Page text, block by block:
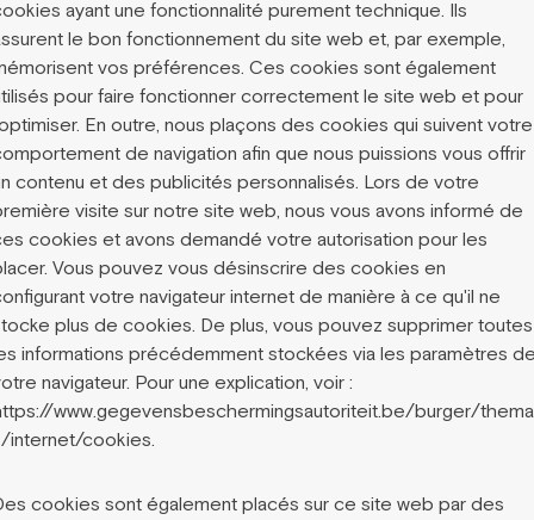
ayant une fonctionnalité purement technique. Ils
le bon fonctionnement du site web et, par exemple,
vos préférences. Ces cookies sont également
pour faire fonctionner correctement le site web et pour
En outre, nous plaçons des cookies qui suivent votre
de navigation afin que nous puissions vous offrir
contenu et des publicités personnalisés. Lors de votre
visite sur notre site web, nous vous avons informé de
cookies et avons demandé votre autorisation pour les
Vous pouvez vous désinscrire des cookies en
votre navigateur internet de manière à ce qu'il ne
plus de cookies. De plus, vous pouvez supprimer toutes
informations précédemment stockées via les paramètres
navigateur. Pour une explication, voir :
www.gegevensbeschermingsautoriteit.be/burger/
internet/cookies.
cookies sont également placés sur ce site web par des